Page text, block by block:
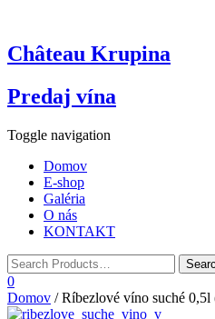
Château Krupina
Predaj vína
Toggle navigation
Domov
E-shop
Galéria
O nás
KONTAKT
0
Domov / Ríbezlové víno suché